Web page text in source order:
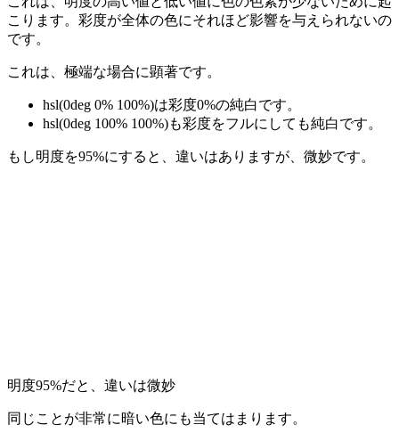
こります。彩度が全体の色にそれほど影響を与えられないの
です。
これは、極端な場合に顕著です。
hsl(0deg 0% 100%)は彩度0%の純白です。
hsl(0deg 100% 100%)も彩度をフルにしても純白です。
もし明度を95%にすると、違いはありますが、微妙です。
明度95%だと、違いは微妙
同じことが非常に暗い色にも当てはまります。